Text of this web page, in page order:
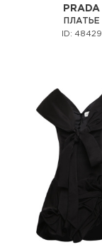
PRADA
ПЛАТЬЕ
ID: 48429